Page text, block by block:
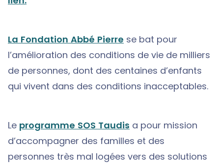
La Fondation Abbé Pierre se bat pour
l’amélioration des conditions de vie de milliers
de personnes, dont des centaines d’enfants
qui vivent dans des conditions inacceptables.
Le programme SOS Taudis a pour mission
d’accompagner des familles et des
personnes très mal logées vers des solutions